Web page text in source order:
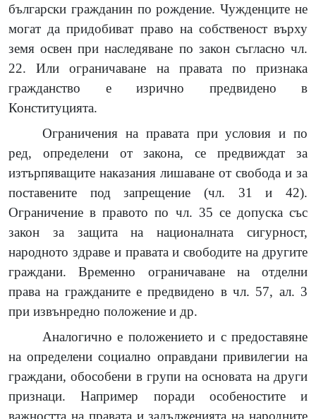
български гражданин по рождение. Чужденците не
могат да придобиват право на собственост върху
земя освен при наследяване по закон съгласно чл.
22. Или ограничаване на правата по признака
гражданство е изрично предвидено в
Конституцията.
Ограничения на правата при условия и по
ред, определени от закона, се предвиждат за
изтърпяващите наказания лишаване от свобода и за
поставените под запрещение (чл. 31 и 42).
Ограничение в правото по чл. 35 се допуска със
закон за защита на националната сигурност,
народното здраве и правата и свободите на другите
граждани. Временно ограничаване на отделни
права на гражданите е предвидено в чл. 57, ал. 3
при извънредно положение и др.
Аналогично е положението и с предоставяне
на определени социално оправдани привилегии на
граждани, обособени в групи на основата на други
признаци. Например поради особеностите и
важността на правата и задълженията на народните